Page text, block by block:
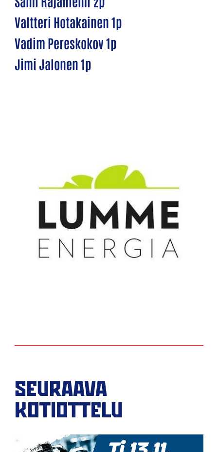
Valtteri Hotakainen 1p
Vadim Pereskokov 1p
Jimi Jalonen 1p
SEURAAVA
KOTIOTTELU